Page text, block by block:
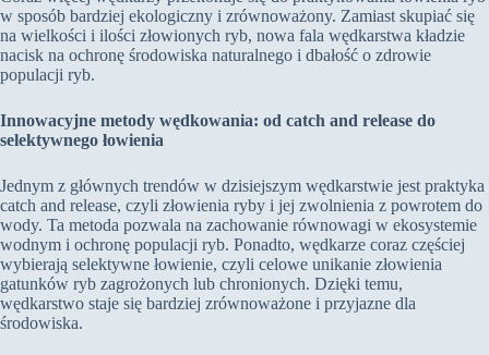
w sposób bardziej ekologiczny i zrównoważony. Zamiast skupiać się
na wielkości i ilości złowionych ryb, nowa fala wędkarstwa kładzie
nacisk na ochronę środowiska naturalnego i dbałość o zdrowie
populacji ryb.
Innowacyjne metody wędkowania: od catch and release do
selektywnego łowienia
Jednym z głównych trendów w dzisiejszym wędkarstwie jest praktyka
catch and release, czyli złowienia ryby i jej zwolnienia z powrotem do
wody. Ta metoda pozwala na zachowanie równowagi w ekosystemie
wodnym i ochronę populacji ryb. Ponadto, wędkarze coraz częściej
wybierają selektywne łowienie, czyli celowe unikanie złowienia
gatunków ryb zagrożonych lub chronionych. Dzięki temu,
wędkarstwo staje się bardziej zrównoważone i przyjazne dla
środowiska.